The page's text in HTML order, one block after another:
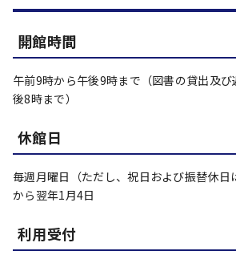
開館時間
午前9時から午後9時まで（図書の貸出及
後8時まで）
休館日
毎週月曜日（ただし、祝日および振替休日
から翌年1月4日
利用受付